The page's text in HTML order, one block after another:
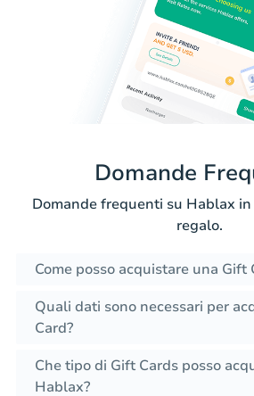
Domande
Domande frequenti su Hablax
regalo.
Come posso acquistare una Gift
Quali dati sono necessari per
Card?
Che tipo di Gift Cards posso
Hablax?